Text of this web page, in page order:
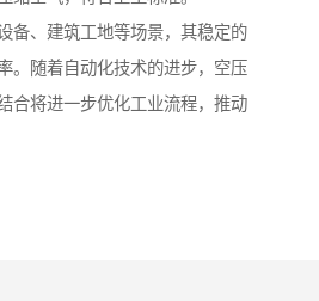
备、建筑工地等场景，其稳定的
。随着自动化技术的进步，空压
合将进一步优化工业流程，推动